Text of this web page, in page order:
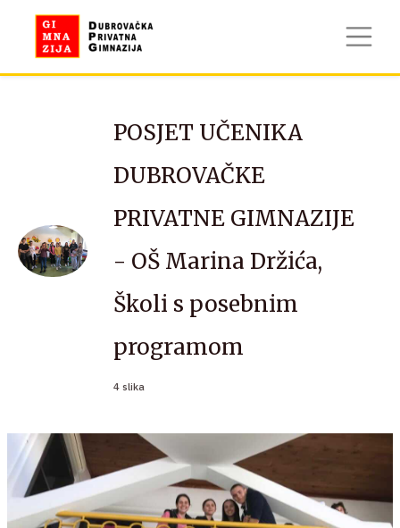
POSJET UČENIKA
DUBROVAČKE
PRIVATNE GIMNAZIJE
- OŠ Marina Držića,
Školi s posebnim
programom
4 slika